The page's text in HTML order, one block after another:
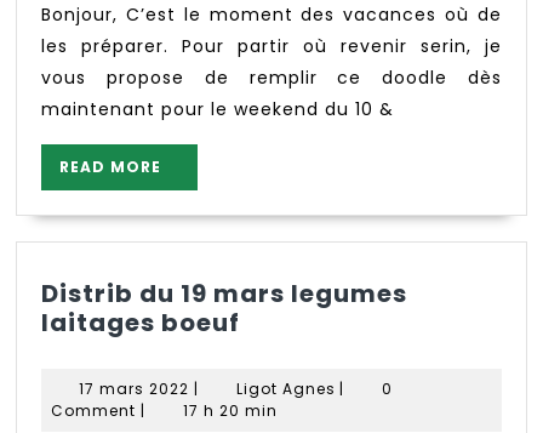
Bonjour, C’est le moment des vacances où de
les préparer. Pour partir où revenir serin, je
vous propose de remplir ce doodle dès
maintenant pour le weekend du 10 &
READ MORE
MORE
Distrib du 19 mars legumes
laitages boeuf
19
mars
17 mars 2022 17
mars
| Ligot Agnes Ligot
|
0
Comment | 17 h 20 min